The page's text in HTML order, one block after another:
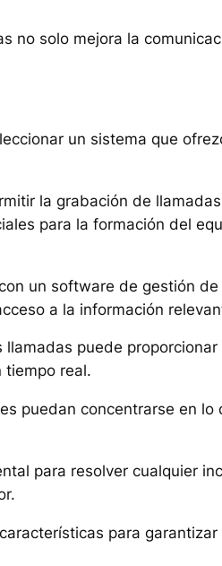
no solo mejora la
un sistema que
la grabación de
para la formación del
un software de gestión de
a la información
puede
tiempo real.
puedan concentrarse en lo
para resolver cualquier
para